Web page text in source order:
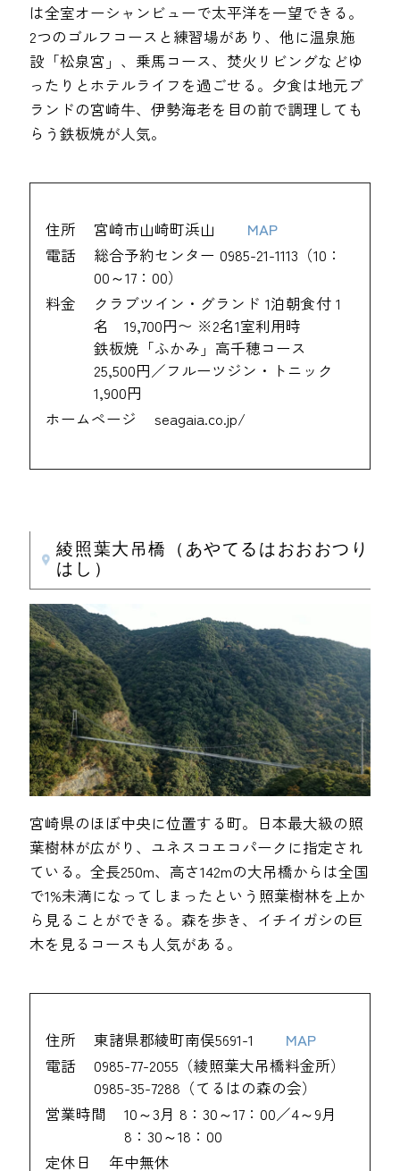
は全室オーシャンビューで太平洋を一望できる。
2つのゴルフコースと練習場があり、他に温泉施
設「松泉宮」、乗馬コース、焚火リビングなどゆ
ったりとホテルライフを過ごせる。夕食は地元ブ
ランドの宮崎牛、伊勢海老を目の前で調理しても
らう鉄板焼が人気。
住所 宮崎市山崎町浜山
MAP
電話
総合予約センター 0985-21-1113（10：
00～17：00）
料金
クラブツイン・グランド 1泊朝食付 1
名 19,700円〜 ※2名1室利用時
鉄板焼「ふかみ」高千穂コース
25,500円／フルーツジン・トニック
1,900円
ホームページ
seagaia.co.jp/
綾照葉大吊橋（あやてるはおおおつり
はし）
宮崎県のほぼ中央に位置する町。日本最大級の照
葉樹林が広がり、ユネスコエコパークに指定され
ている。全長250m、高さ142mの大吊橋からは全国
で1%未満になってしまったという照葉樹林を上か
ら見ることができる。森を歩き、イチイガシの巨
木を見るコースも人気がある。
住所 東諸県郡綾町南俣5691-1
MAP
電話
0985-77-2055（綾照葉大吊橋料金所）
0985-35-7288（てるはの森の会）
営業時間
10～3月 8：30～17：00／4～9月
8：30～18：00
定休日
年中無休